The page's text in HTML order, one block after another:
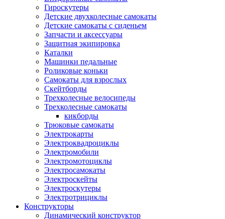
Гироскутеры
Детские двухколесные самокаты
Детские самокаты с сиденьем
Запчасти и аксессуары
Защитная экипировка
Каталки
Машинки педальные
Роликовые коньки
Самокаты для взрослых
Скейтборды
Трехколесные велосипеды
Трехколесные самокаты
кикборды
Трюковые самокаты
Электрокарты
Электроквадроциклы
Электромобили
Электромотоциклы
Электросамокаты
Электроскейты
Электроскутеры
Электротрициклы
Конструкторы
Динамический конструктор